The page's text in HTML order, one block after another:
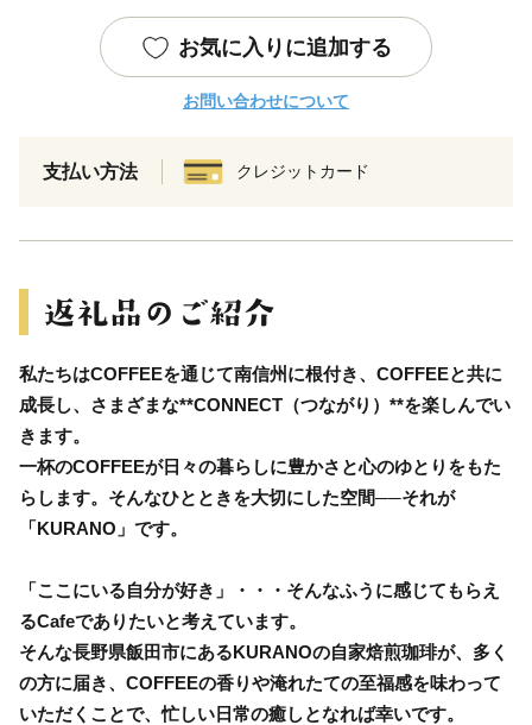
お気に入りに追加する
お問い合わせについて
支払い方法 クレジットカード
私たちはCOFFEEを通じて南信州に根付き、COFFEEと共に
成長し、さまざまな**CONNECT（つながり）**を楽しんでい
きます。
一杯のCOFFEEが日々の暮らしに豊かさと心のゆとりをもた
らします。そんなひとときを大切にした空間──それが
「KURANO」です。
「ここにいる自分が好き」・・・そんなふうに感じてもらえ
るCafeでありたいと考えています。
そんな長野県飯田市にあるKURANOの自家焙煎珈琲が、多く
の方に届き、COFFEEの香りや淹れたての至福感を味わって
いただくことで、忙しい日常の癒しとなれば幸いです。